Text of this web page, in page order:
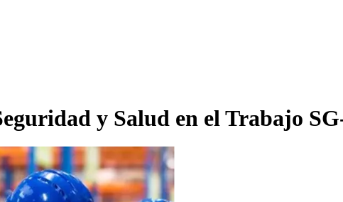
y Salud en el Trabajo